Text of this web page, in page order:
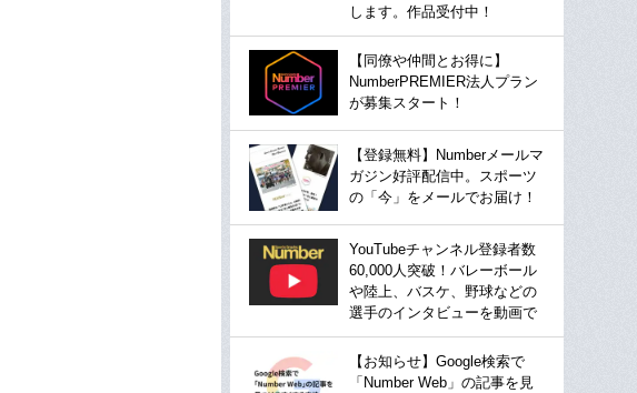
します。作品受付中！
【同僚や仲間とお得に】
NumberPREMIER法人プラン
が募集スタート！
【登録無料】Numberメールマ
ガジン好評配信中。スポーツ
の「今」をメールでお届け！
YouTubeチャンネル登録者数
60,000人突破！バレーボール
や陸上、バスケ、野球などの
選手のインタビューを動画で
【お知らせ】Google検索で
「Number Web」の記事を見